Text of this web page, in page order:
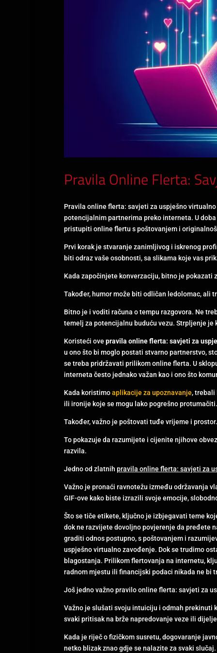
Pravila Online Flerta:
Pravila online flerta: savjeti za uspješno
potencijalnim partnerima preko interneta. U
pristupiti online flertu s poštovanjem i
Prvi korak je stvaranje zanimljivog i iskrenog
biti odraz vaše osobnosti, sa slikama koje vas
Kada započinjete konverzaciju, bitno je
Također, humor može biti odličan ledolomac, ali
Bitno je i voditi računa o tempu razgovora. Ne
temelj za potencijalnu buduću vezu. Strpljenje
Koristeći ove pravila online flerta: savjeti za
u ono što bi moglo postati stvarno partnerstvo,
se treba pridržavati prilikom online flerta. U
interneta često jednako važan kao i ono što
Kada koristimoaplikacije za upoznavanje, trebali
ili ironije koje se mogu lako pogrešno protumačiti.
Također, važno je poštovati tuđe vrijeme i
To pokazuje da razumijete i cijenite njihove
razvila.
Jedno od zlatnih pravila online flerta: savjeti za
Važno je pronaći ravnotežu između održavanja
GIF-ove kako biste izrazili svoje emocije,
Što se tiče etikete, ključno je izbjegavati teme
dok ne razvijete dovoljno povjerenje da pređete
graditi odnos postupno, s poštovanjem i
uspješno virtualno zavođenje. Dok se trudimo
blagostanja. Prilikom flertovanja na internetu,
radnom mjestu ili financijski podaci nikada ne bi
Još jedno važno pravilo online flerta: savjeti za
Važno je slušati svoju intuiciju i odmah prekinuti
svaki pritisak na brže napredovanje veze ili
Kada je riječ o fizičkom susretu, dogovaranje
netko blizak znao gdje se nalazite za svaki